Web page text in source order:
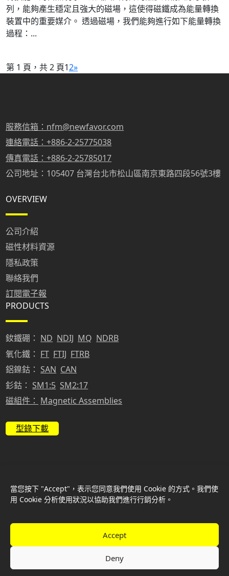
當您按下 "Accept"，表示您同意我們使用 Cookie 的方式。我們使
用 Cookie 分析使用狀況以協助我們進行行銷分析。
Accept
Deny
列，能夠產生穩定且強大的磁場，這使得磁鐵成為能量轉換
裝置中的重要媒介。 透過磁場，我們能夠進行如下能量轉換
過程：...
第 1 頁，共 2 頁12»
服務信箱：nfm@newfavor.com
連絡電話：+886-2-25775038
傳真電話：+886-2-25785017
公司地址：105407 台灣台北市松山區南京東路四段56號3樓
OVERVIEW
公司介紹
磁性材料資源
隱私政策
聯絡我們
訂閱電子報
PRODUCTS
釹鐵硼： ND NDIJ MQ NDRB
氧化鐵： FT FTIJ FTRB
鋁鎳鈷： SAN CAN
釤鈷： SM1:5 SM2:17
磁組件： Magnetic Assemblies
型錄下載